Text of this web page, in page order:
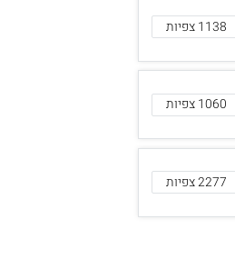
1138 צפיות
1060 צפיות
2277 צפיות